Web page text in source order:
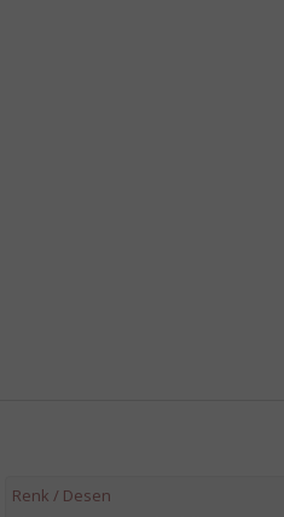
Renk / Desen